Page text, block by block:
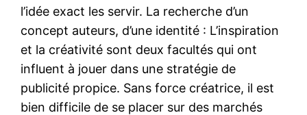
l’idée exact les servir. La recherche d’un
concept auteurs, d’une identité : L’inspiration
et la créativité sont deux facultés qui ont
influent à jouer dans une stratégie de
publicité propice. Sans force créatrice, il est
bien difficile de se placer sur des marchés